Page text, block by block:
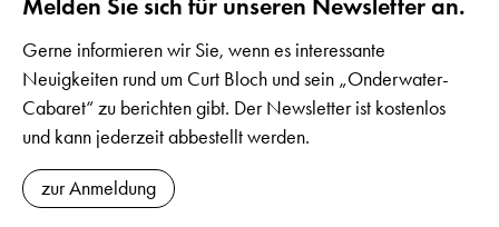
Melden Sie sich für unseren Newsletter an.
Gerne informieren wir Sie, wenn es interessante
Neuigkeiten rund um Curt Bloch und sein „Onderwater-
Cabaret“ zu berichten gibt. Der Newsletter ist kostenlos
und kann jederzeit abbestellt werden.
zur Anmeldung